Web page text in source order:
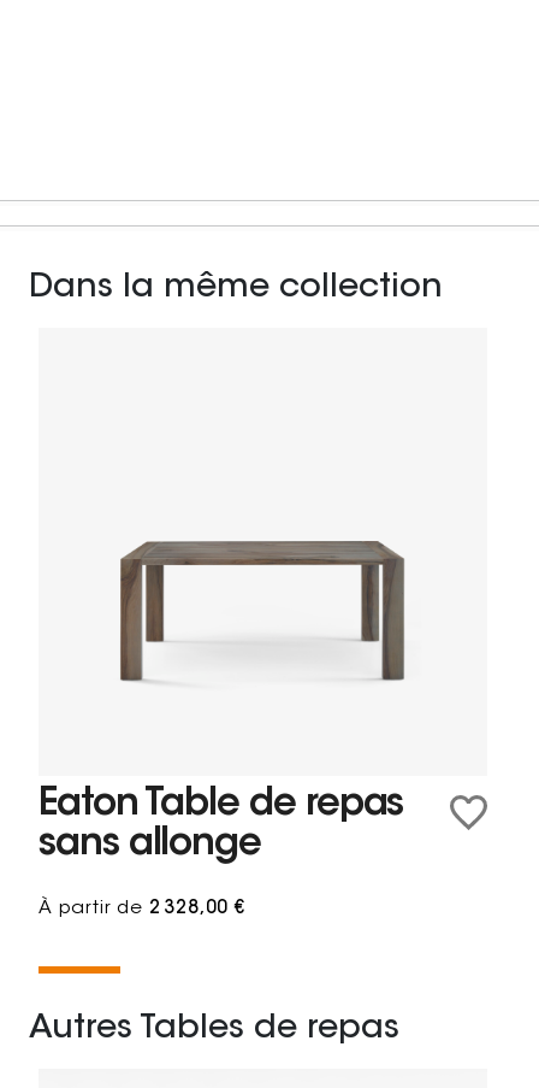
Dans la même collection
Eaton Table de repas
sans allonge
À partir de 2 328,00 €
Autres Tables de repas